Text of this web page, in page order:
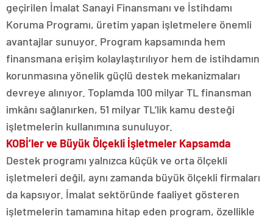
geçirilen İmalat Sanayi Finansmanı ve İstihdamı
Koruma Programı, üretim yapan işletmelere önemli
avantajlar sunuyor. Program kapsamında hem
finansmana erişim kolaylaştırılıyor hem de istihdamın
korunmasına yönelik güçlü destek mekanizmaları
devreye alınıyor. Toplamda 100 milyar TL finansman
imkânı sağlanırken, 51 milyar TL’lik kamu desteği
işletmelerin kullanımına sunuluyor.
KOBİ’ler ve Büyük Ölçekli İşletmeler Kapsamda
Destek programı yalnızca küçük ve orta ölçekli
işletmeleri değil, aynı zamanda büyük ölçekli firmaları
da kapsıyor. İmalat sektöründe faaliyet gösteren
işletmelerin tamamına hitap eden program, özellikle